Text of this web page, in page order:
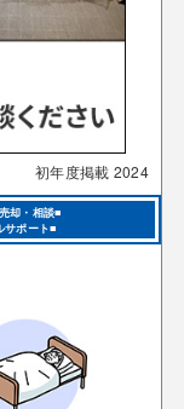
初年度掲載 2024
却・相談■
サポート■